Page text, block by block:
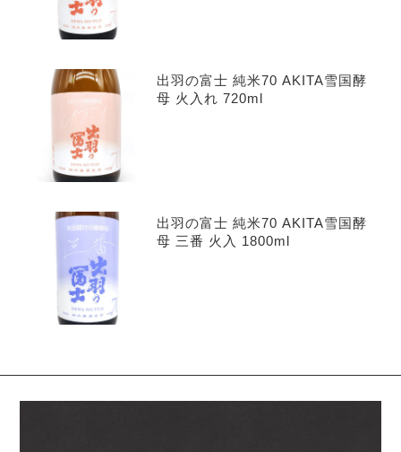
出羽の富士 純米70 AKITA雪国酵
母 火入れ 720ml
出羽の富士 純米70 AKITA雪国酵
母 三番 火入 1800ml